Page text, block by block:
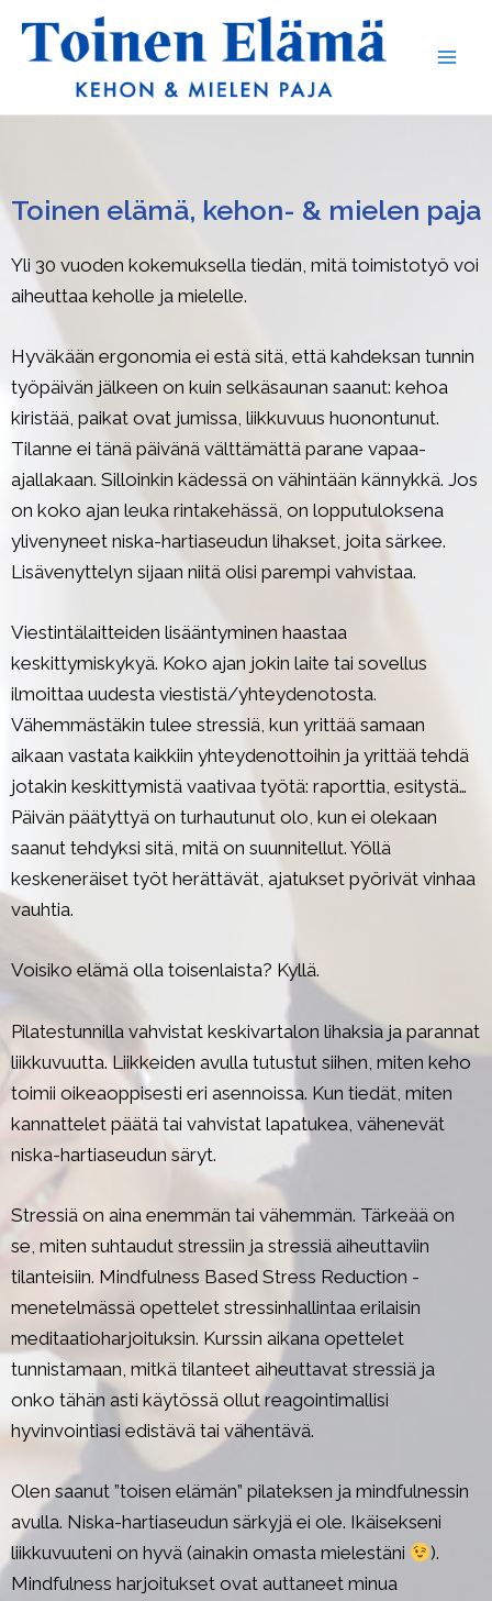
sisältöön
Toinen elämä, kehon- & mielen paja
Yli 30 vuoden kokemuksella tiedän, mitä toimistotyö voi
aiheuttaa keholle ja mielelle.
Hyväkään ergonomia ei estä sitä, että kahdeksan tunnin
työpäivän jälkeen on kuin selkäsaunan saanut: kehoa
kiristää, paikat ovat jumissa, liikkuvuus huonontunut.
Tilanne ei tänä päivänä välttämättä parane vapaa-
ajallakaan. Silloinkin kädessä on vähintään kännykkä. Jos
on koko ajan leuka rintakehässä, on lopputuloksena
ylivenyneet niska-hartiaseudun lihakset, joita särkee.
Lisävenyttelyn sijaan niitä olisi parempi vahvistaa.
Viestintälaitteiden lisääntyminen haastaa
keskittymiskykyä. Koko ajan jokin laite tai sovellus
ilmoittaa uudesta viestistä/yhteydenotosta.
Vähemmästäkin tulee stressiä, kun yrittää samaan
aikaan vastata kaikkiin yhteydenottoihin ja yrittää tehdä
jotakin keskittymistä vaativaa työtä: raporttia, esitystä…
Päivän päätyttyä on turhautunut olo, kun ei olekaan
saanut tehdyksi sitä, mitä on suunnitellut. Yöllä
keskeneräiset työt herättävät, ajatukset pyörivät vinhaa
vauhtia.
Voisiko elämä olla toisenlaista? Kyllä.
Pilatestunnilla vahvistat keskivartalon lihaksia ja parannat
liikkuvuutta. Liikkeiden avulla tutustut siihen, miten keho
toimii oikeaoppisesti eri asennoissa. Kun tiedät, miten
kannattelet päätä tai vahvistat lapatukea, vähenevät
niska-hartiaseudun säryt.
Stressiä on aina enemmän tai vähemmän. Tärkeää on
se, miten suhtaudut stressiin ja stressiä aiheuttaviin
tilanteisiin. Mindfulness Based Stress Reduction -
menetelmässä opettelet stressinhallintaa erilaisin
meditaatioharjoituksin. Kurssin aikana opettelet
tunnistamaan, mitkä tilanteet aiheuttavat stressiä ja
onko tähän asti käytössä ollut reagointimallisi
hyvinvointiasi edistävä tai vähentävä.
Olen saanut ”toisen elämän” pilateksen ja mindfulnessin
avulla. Niska-hartiaseudun särkyjä ei ole. Ikäisekseni
liikkuvuuteni on hyvä (ainakin omasta mielestäni
).
Mindfulness harjoitukset ovat auttaneet minua